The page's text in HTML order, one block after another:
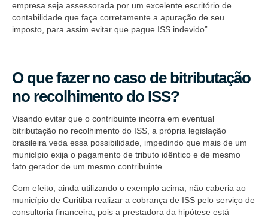
empresa seja assessorada por um excelente escritório de
contabilidade que faça corretamente a apuração de seu
imposto, para assim evitar que pague ISS indevido”.
O que fazer no caso de bitributação
no recolhimento do ISS?
Visando evitar que o contribuinte incorra em eventual
bitributação no recolhimento do ISS, a própria legislação
brasileira veda essa possibilidade, impedindo que mais de um
município exija o pagamento de tributo idêntico e de mesmo
fato gerador de um mesmo contribuinte.
Com efeito, ainda utilizando o exemplo acima, não caberia ao
município de Curitiba realizar a cobrança de ISS pelo serviço de
consultoria financeira, pois a prestadora da hipótese está